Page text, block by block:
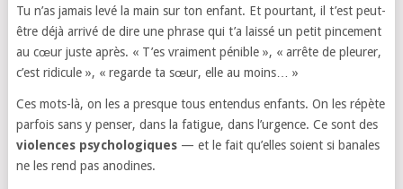
Tu n’as jamais levé la main sur ton enfant. Et pourtant, il t’est peut-
être déjà arrivé de dire une phrase qui t’a laissé un petit pincement
au cœur juste après. « T’es vraiment pénible », « arrête de pleurer,
c’est ridicule », « regarde ta sœur, elle au moins… »
Ces mots-là, on les a presque tous entendus enfants. On les répète
parfois sans y penser, dans la fatigue, dans l’urgence. Ce sont des
violences psychologiques— et le fait qu’elles soient si banales
ne les rend pas anodines.